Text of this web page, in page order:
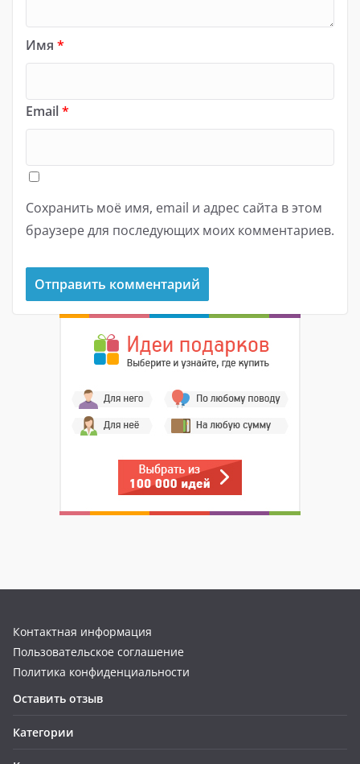
Имя *
Email*
Сохранить моё имя, email и адрес сайта в этом
браузере для последующих моих комментариев.
Контактная информация
Пользовательское соглашение
Политика конфиденциальности
Оставить отзыв
Категории